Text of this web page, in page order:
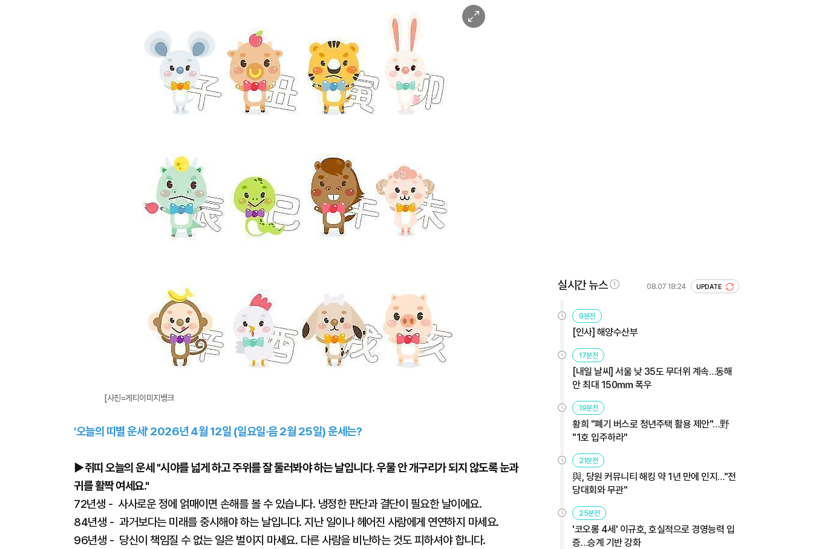
이
미
[사진=게티이미지뱅크
'오늘의 띠별 운세' 2026년 4월 12일 (일요일·음 2월 25일) 운세는?
▶쥐띠 오늘의 운세 "시야를 넓게 하고 주위를 잘 둘러봐야 하는 날입니다. 우물 안 개구리가 되지 않도록 눈과
귀를 활짝 여세요."
72년생 - 사사로운 정에 얽매이면 손해를 볼 수 있습니다. 냉정한 판단과 결단이 필요한 날이에요.
84년생 - 과거보다는 미래를 중시해야 하는 날입니다. 지난 일이나 헤어진 사람에게 연연하지 마세요.
96년생 - 당신이 책임질 수 없는 일은 벌이지 마세요. 다른 사람을 비난하는 것도 피하셔야 합니다.
실시간 뉴스 08.07 18:24 UPDATE
9분전
[인사] 해양수산부
17분전
[내일 날씨] 서울 낮 35도 무더위 계속…동해
안 최대 150㎜ 폭우
19분전
황희 "폐기 버스로 청년주택 활용 제안"…野
"1호 입주하라"
21분전
與, 당원 커뮤니티 해킹 약 1년 만에 인지…"전
당대회와 무관"
25분전
'코오롱 4세' 이규호, 호실적으로 경영능력 입
증…승계 기반 강화